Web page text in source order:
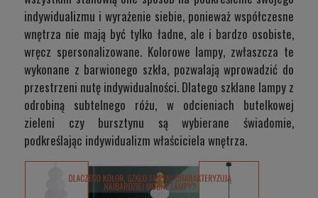
indywidualizmu i wyrażenie siebie, ponieważ współczesne
wnętrza nie mają być tylko ładne, ale i bardzo osobiste,
wręcz spersonalizowane. Kolorowe lampy, zwłaszcza te
wykonane z barwionego szkła, pozwalają wprowadzić do
przestrzeni nutę indywidualności. Dlatego szklane lampy z
odrobiną subtelnego różu, w odcieniach butelkowej
zieleni czy bursztynu są wybierane świadomie,
podkreślając indywidualizm właściciela wnętrza.